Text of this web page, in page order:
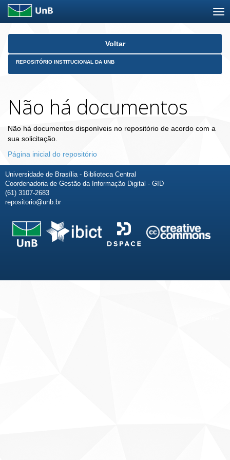
Skip
Voltar
REPOSITÓRIO INSTITUCIONAL DA UNB
Não há documentos
Não há documentos disponíveis no repositório de acordo com a
sua solicitação.
Página inicial do repositório
Universidade de Brasília - Biblioteca Central
Coordenadoria de Gestão da Informação Digital - GID
(61) 3107-2683
repositorio@unb.br